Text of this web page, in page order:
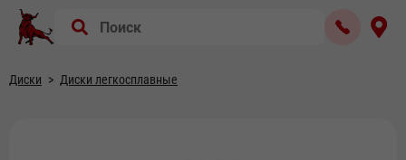
Диски Диски легкосплавные